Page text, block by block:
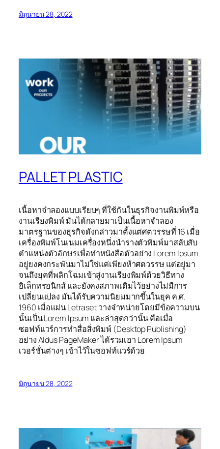
มิถุนายน 28, 2022
PALLET PLASTIC
เนื้อหาจำลองแบบเรียบๆ ที่ใช้กันในธุรกิจงานพิมพ์หรือ
งานเรียงพิมพ์ มันได้กลายมาเป็นเนื้อหาจำลอง
มาตรฐานของธุรกิจดังกล่าวมาตั้งแต่ศตวรรษที่ 16 เมื่อ
เครื่องพิมพ์โนเนมเครื่องหนึ่งนำรางตัวพิมพ์มาสลับสับ
ตำแหน่งตัวอักษรเพื่อทำหนังสือตัวอย่าง Lorem Ipsum
อยู่ยงคงกระพันมาไม่ใช่แค่เพียงห้าศตวรรษ แต่อยู่มา
จนถึงยุคที่พลิกโฉมเข้าสู่งานเรียงพิมพ์ด้วยวิธีทาง
อิเล็กทรอนิกส์ และยังคงสภาพเดิมไว้อย่างไม่มีการ
เปลี่ยนแปลง มันได้รับความนิยมมากขึ้นในยุค ค.ศ.
1960 เมื่อแผ่น Letraset วางจำหน่ายโดยมีข้อความบน
นั้นเป็น Lorem Ipsum และล่าสุดกว่านั้น คือเมื่อ
ซอฟท์แวร์การทำสื่อสิ่งพิมพ์ (Desktop Publishing)
อย่าง Aldus PageMaker ได้รวมเอา Lorem Ipsum
เวอร์ชั่นต่างๆ เข้าไว้ในซอฟท์แวร์ด้วย
มิถุนายน 28, 2022